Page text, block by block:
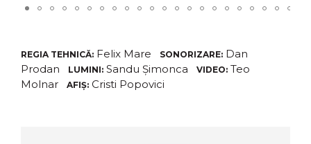
REGIA TEHNICĂ: Felix Mare SONORIZARE: Dan
Prodan
LUMINI: Sandu Șimonca VIDEO: Teo
Molnar
AFIȘ: Cristi Popovici